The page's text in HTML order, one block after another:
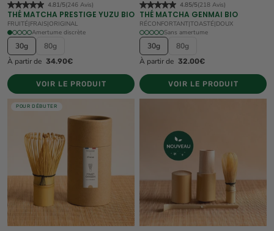
4.81/5(246 Avis)
THÉ MATCHA PRESTIGE YUZU BIO
FRUITÉ|FRAIS|ORIGINAL
Amertume discrète
30g
80g
À partir de 34.90€
VOIR LE PRODUIT
4.85/5(218 Avis)
THÉ MATCHA GENMAI BIO
RÉCONFORTANT|TOASTÉ|DOUX
Sans amertume
30g
80g
À partir de 32.00€
VOIR LE PRODUIT
POUR DÉBUTER